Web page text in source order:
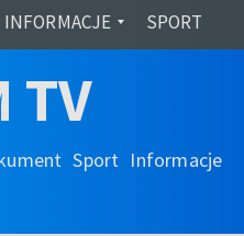
INFORMACJE SPORT
TV
Sport Informacje